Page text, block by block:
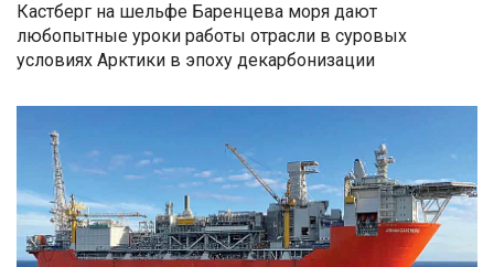
Кастберг на шельфе Баренцева моря дают
любопытные уроки работы отрасли в суровых
условиях Арктики в эпоху декарбонизации